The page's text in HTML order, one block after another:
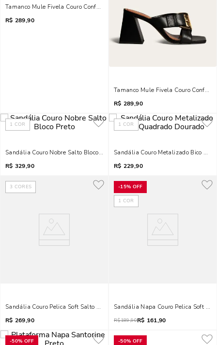
Tamanco Mule Fivela Couro Confort Bico Quadrado Salto Grosso Marrom
R$ 289,90
Tamanco Mule Fivela Couro Confort
R$ 289,90
1 COR
Sandália Couro Nobre Salto Bloco Preto
R$ 329,90
1 COR
Sandália Couro Metalizado Bico
R$ 229,90
3 CORES
Sandália Couro Pelica Soft Salto Grosso Marrom Chocolate
R$ 269,90
-15% OFF
1 COR
Sandália Napa Couro Pelica Soft
R$189,90R$ 161,90
-50% OFF -50% OFF